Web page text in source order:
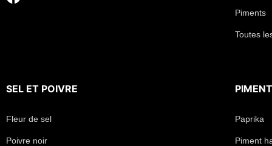
Piments
Toutes
SEL ET POIVRE
Fleur de sel
Poivre noir
Paprika
Piment